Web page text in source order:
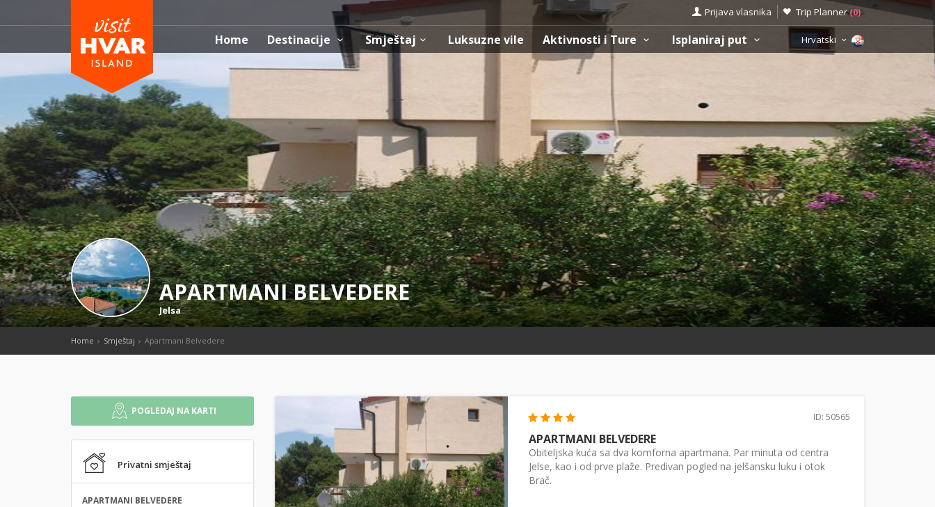
Prijava vlasnika Trip Planner(0)
Home Destinacije Smještaj Luksuzne vile Aktivnosti i Ture Isplaniraj put Hrvatski
APARTMANI BELVEDERE
Jelsa
Home Smještaj Apartmani Belvedere
POGLEDAJ NA KARTI
Privatni smještaj
APARTMANI BELVEDERE
ID: 50565
APARTMANI BELVEDERE
Obiteljska kuća sa dva komforna apartmana. Par minuta od centra
Jelse, kao i od prve plaže. Predivan pogled na jelšansku luku i otok
Brač.